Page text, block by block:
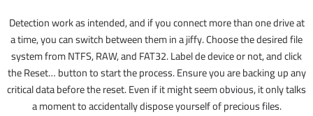
Detection work as intended, and if you connect more than one drive at
a time, you can switch between them in a jiffy. Choose the desired file
system from NTFS, RAW, and FAT32. Label de device or not, and click
the Reset… button to start the process. Ensure you are backing up any
critical data before the reset. Even if it might seem obvious, it only talks
a moment to accidentally dispose yourself of precious files.